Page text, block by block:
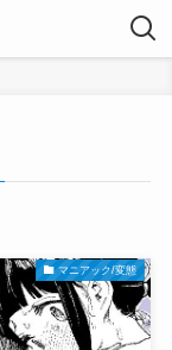
マニアック/変態